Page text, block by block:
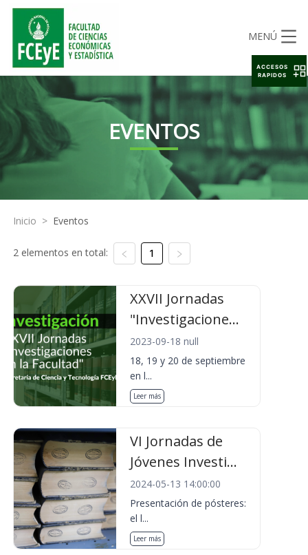
MENÚ
EVENTOS
Inicio > Eventos
2 elementos en total: 1
XXVII Jornadas
"Investigacione...
2023-09-18 null
18, 19 y 20 de septiembre
en l...
Leer más
VI Jornadas de
Jóvenes Investi...
2024-05-13 14:00:00
Presentación de pósteres:
el l...
Leer más
ACCESOS
RAPIDOS